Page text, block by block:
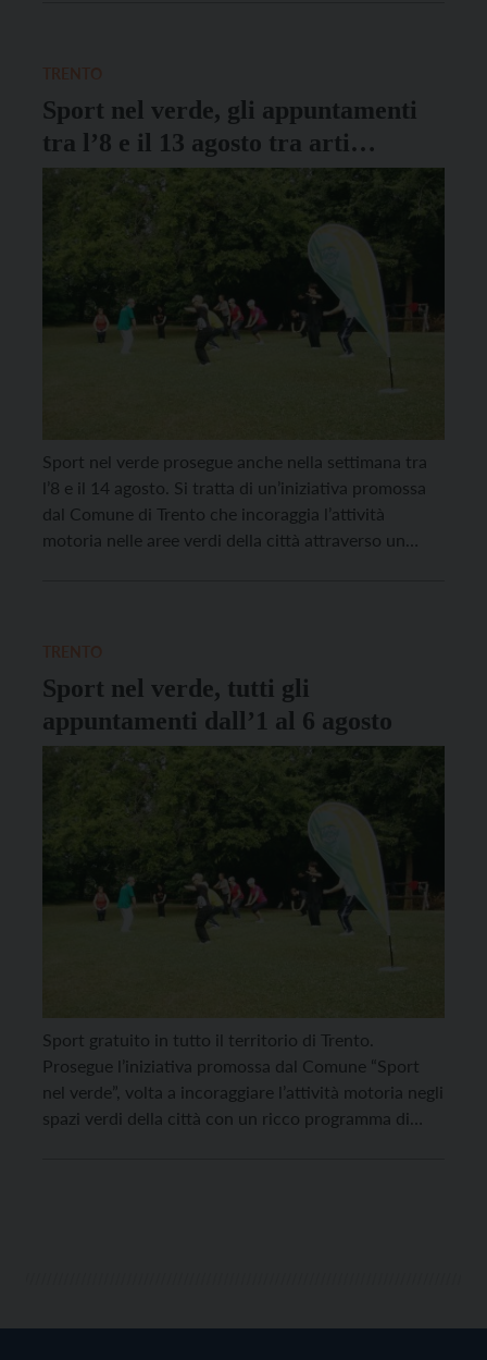
Sport nel verde, gli appuntamenti
tra l’8 e il 13 agosto tra arti
marziali e corsi di fitness
Sport nel verde prosegue anche nella settimana tra
l’8 e il 14 agosto. Si tratta di un’iniziativa promossa
dal Comune di Trento che incoraggia l’attività
motoria nelle aree verdi della città attraverso un
Sport nel verde, tutti gli
appuntamenti dall’1 al 6 agosto
Sport gratuito in tutto il territorio di Trento.
Prosegue l’iniziativa promossa dal Comune “Sport
nel verde”, volta a incoraggiare l’attività motoria negli
spazi verdi della città con un ricco programma di